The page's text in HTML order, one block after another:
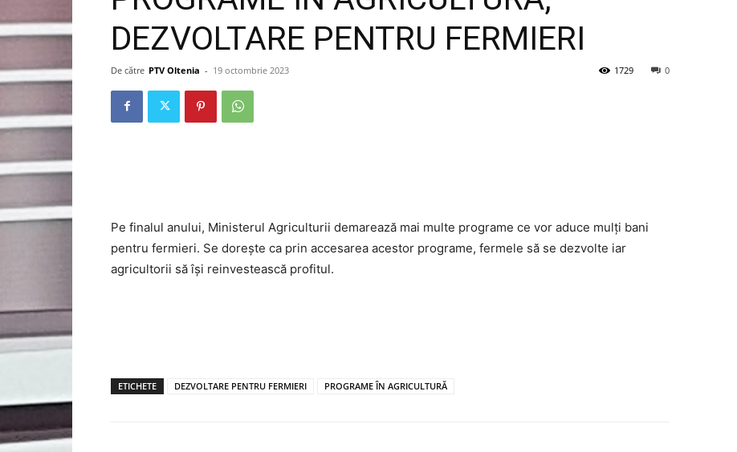
DEZVOLTARE PENTRU FERMIERI
De către PTV Oltenia - 19 octombrie 2023 0
1729
Pe finalul anului, Ministerul Agriculturii demarează mai multe programe ce vor aduce mulți bani
pentru fermieri. Se dorește ca prin accesarea acestor programe, fermele să se dezvolte iar
agricultorii să își reinvestească profitul.
ETICHETE DEZVOLTARE PENTRU FERMIERI PROGRAME ÎN AGRICULTURĂ